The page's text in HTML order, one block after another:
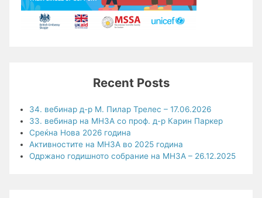
Recent Posts
34. вебинар д-р М. Пилар Трелес – 17.06.2026
33. вебинар на МНЗА со проф. д-р Карин Паркер
Среќна Нова 2026 година
Активностите на МНЗА во 2025 година
Одржано годишното собрание на МНЗА – 26.12.2025